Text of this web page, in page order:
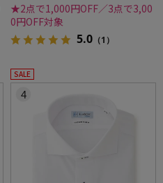
★2点で1,000円OFF／3点で3,00
0円OFF対象
5.0 （1）
SALE
4